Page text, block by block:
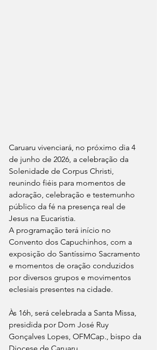
Caruaru vivenciará, no próximo dia 4
de junho de 2026, a celebração da
Solenidade de Corpus Christi,
reunindo fiéis para momentos de
adoração, celebração e testemunho
público da fé na presença real de
Jesus na Eucaristia.
A programação terá início no
Convento dos Capuchinhos, com a
exposição do Santíssimo Sacramento
e momentos de oração conduzidos
por diversos grupos e movimentos
eclesiais presentes na cidade.
Às 16h, será celebrada a Santa Missa,
presidida por Dom José Ruy
Gonçalves Lopes, OFMCap., bispo da
Diocese de Caruaru.